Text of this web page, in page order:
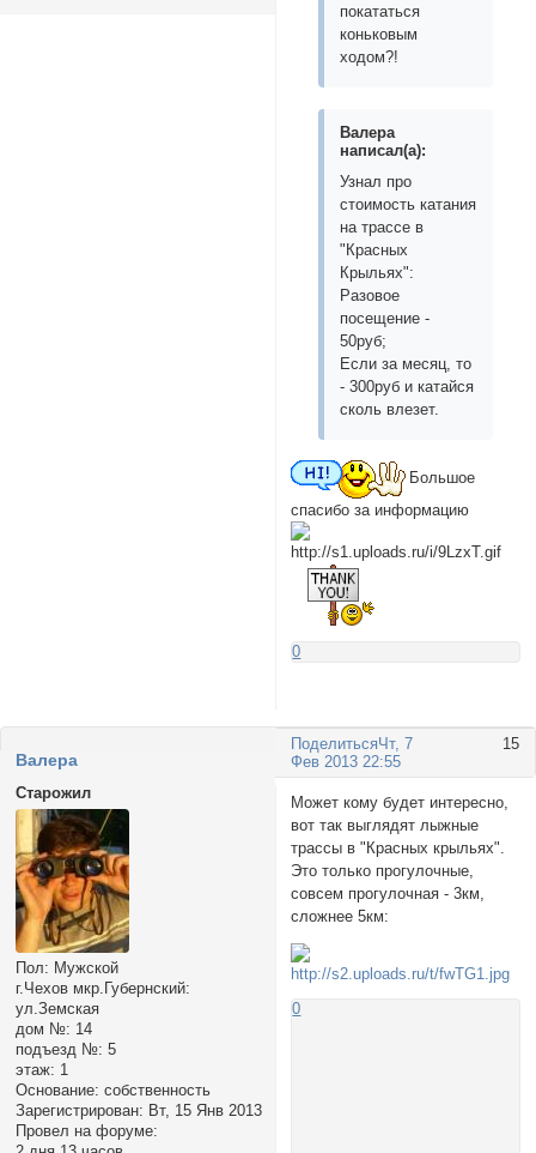
покататься
коньковым
ходом?!
Валера
написал(а):
Узнал про
стоимость катания
на трассе в
"Красных
Крыльях":
Разовое
посещение -
50руб;
Если за месяц, то
- 300руб и катайся
сколь влезет.
Большое
спасибо за информацию
0
Поделиться 15
Чт, 7
Фев 2013 22:55
Валера
Старожил
Пол: Мужской
г.Чехов мкр.Губернский:
ул.Земская
дом №: 14
подъезд №: 5
этаж: 1
Основание: собственность
Зарегистрирован: Вт, 15 Янв 2013
Провел на форуме:
Может кому будет интересно,
вот так выглядят лыжные
трассы в "Красных крыльях".
Это только прогулочные,
совсем прогулочная - 3км,
сложнее 5км:
0